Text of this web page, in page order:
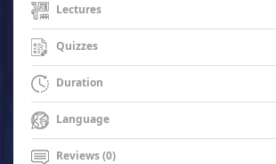
Lectures
Quizzes
Duration
Language
Reviews (0)